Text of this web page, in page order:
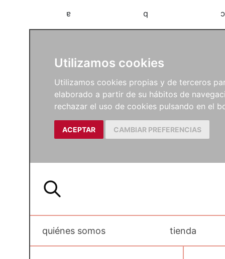
Utilizamos cookies
Utilizamos cookies propias y de terceros
elaborado a partir de su hábitos de
rechazar el uso de cookies pulsando en el
ACEPTAR CAMBIAR PREFERENCIAS
a b c
quiénes somos tienda